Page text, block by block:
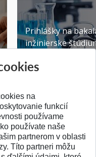
Prihlášky na
inžinierske
Publikované
na
funkcií
používame
používate naše
partnerom v oblasti
Títo partneri môžu